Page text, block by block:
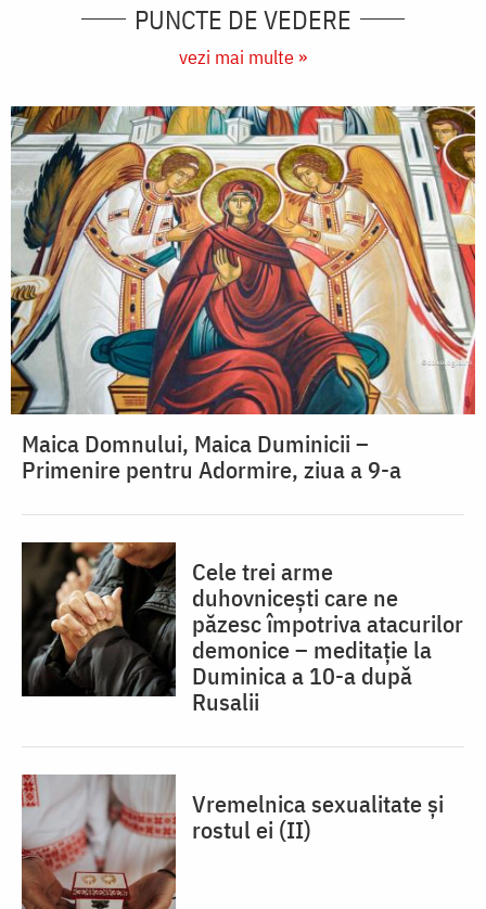
PUNCTE DE VEDERE
vezi mai multe »
Maica Domnului, Maica Duminicii –
Primenire pentru Adormire, ziua a 9-a
Cele trei arme
duhovnicești care ne
păzesc împotriva atacurilor
demonice – meditație la
Duminica a 10-a după
Rusalii
Vremelnica sexualitate și
rostul ei (II)